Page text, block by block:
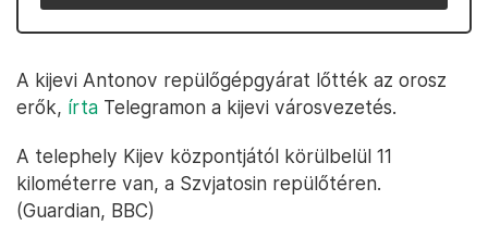
A kijevi Antonov repülőgépgyárat lőtték az orosz
erők, írta Telegramon a kijevi városvezetés.
A telephely Kijev központjától körülbelül 11
kilométerre van, a Szvjatosin repülőtéren.
(Guardian, BBC)